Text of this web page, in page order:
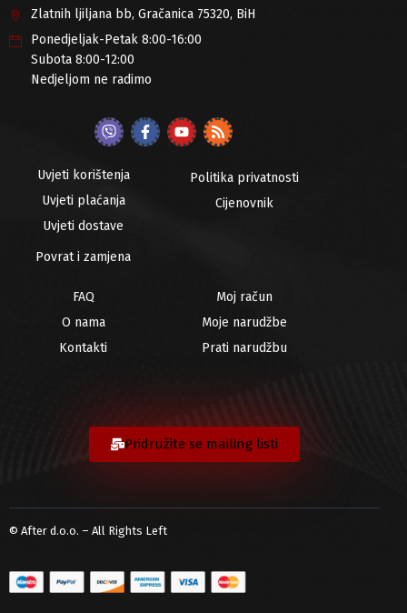
Zlatnih ljiljana bb, Gračanica 75320, BiH
Ponedjeljak-Petak 8:00-16:00
Subota 8:00-12:00
Nedjeljom ne radimo
Uvjeti korištenja
Uvjeti plaćanja
Uvjeti dostave
Povrat i zamjena
Politika privatnosti
Cijenovnik
FAQ
O nama
Kontakti
Moj račun
Moje narudžbe
Prati narudžbu
Pridružite se mailing listi
© After d.o.o. – All Rights Left